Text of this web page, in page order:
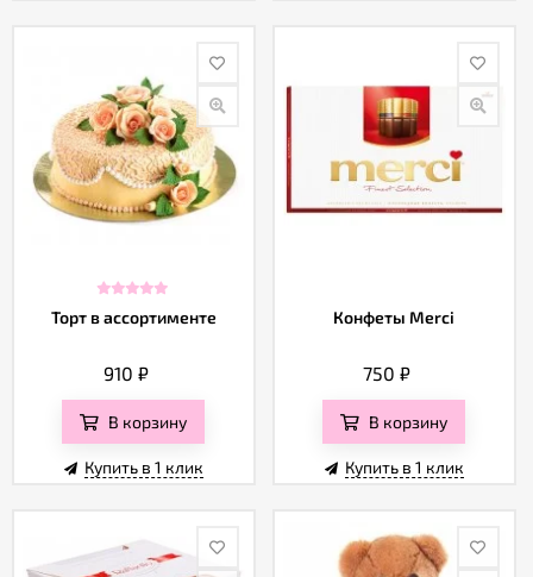
Торт в ассортименте
910₽
В корзину
Купить в 1 клик
Конфеты Merci
750₽
В корзину
Купить в 1 клик